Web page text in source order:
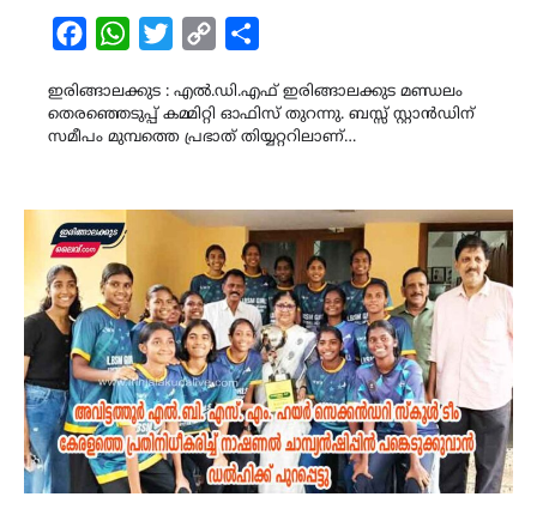
FacebookWhatsAppTwitterCopy
ഇരിങ്ങാലക്കുട : എൽ.ഡി.എഫ് ഇരിങ്ങാലക്കുട മണ്ഡലം
തെരഞ്ഞെടുപ്പ് കമ്മിറ്റി ഓഫിസ് തുറന്നു. ബസ്സ് സ്റ്റാൻഡിന്
സമീപം മുമ്പത്തെ പ്രഭാത് തിയ്യറ്ററിലാണ്…